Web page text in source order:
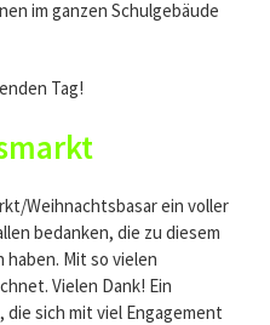
im ganzen Schulgebäude
Tag!
Weihnachtsbasar ein voller
bedanken, die zu diesem
Mit so vielen
Vielen Dank! Ein
sich mit viel Engagement